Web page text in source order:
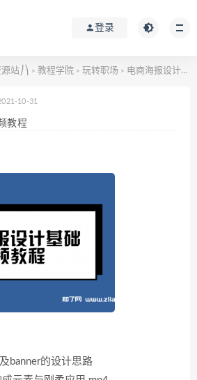
登录
站⎠⎞ > 教程学院 > 玩转职场 > 电商海报设计基础视频教程
10-31
教程
banner的设计思路